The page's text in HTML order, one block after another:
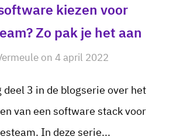
kiezen voor
Zo pak je het aan
on 4 april 2022
deel 3 in de blogserie over het
van een software stack voor
In deze serie...